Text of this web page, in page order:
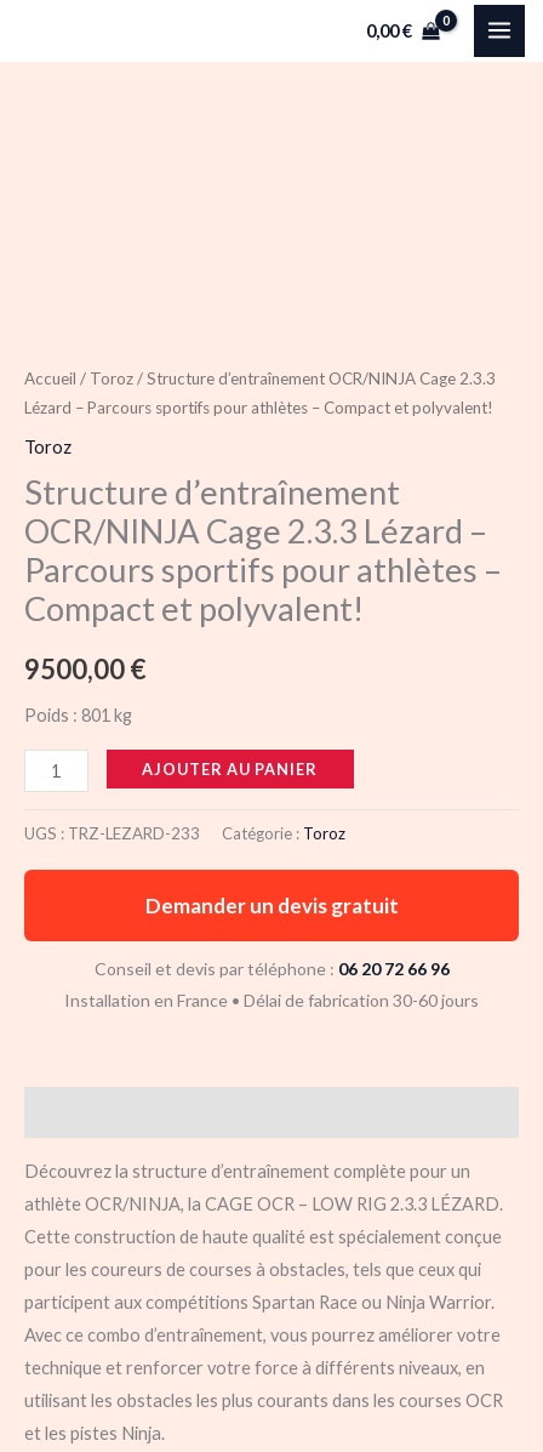
0,00€
Accueil / Toroz/ Structure d’entraînement OCR/NINJA Cage 2.3.3
Lézard – Parcours sportifs pour athlètes – Compact et polyvalent!
Toroz
Structure d’entraînement
OCR/NINJA Cage 2.3.3 Lézard –
Parcours sportifs pour athlètes –
Compact et polyvalent!
9500,00€
Poids : 801 kg
Lézard
-
Parcours
pour
athlètes
Compact
polyvalent!
AJOUTER AU PANIER
UGS : TRZ-LEZARD-233 Catégorie : Toroz
Demander un devis gratuit
Conseil et devis par téléphone : 06 20 72 66 96
Installation en France • Délai de fabrication 30-60 jours
Découvrez la structure d’entraînement complète pour un
athlète OCR/NINJA, la CAGE OCR – LOW RIG 2.3.3 LÉZARD.
Cette construction de haute qualité est spécialement conçue
pour les coureurs de courses à obstacles, tels que ceux qui
participent aux compétitions Spartan Race ou Ninja Warrior.
Avec ce combo d’entraînement, vous pourrez améliorer votre
technique et renforcer votre force à différents niveaux, en
utilisant les obstacles les plus courants dans les courses OCR
et les pistes Ninja.